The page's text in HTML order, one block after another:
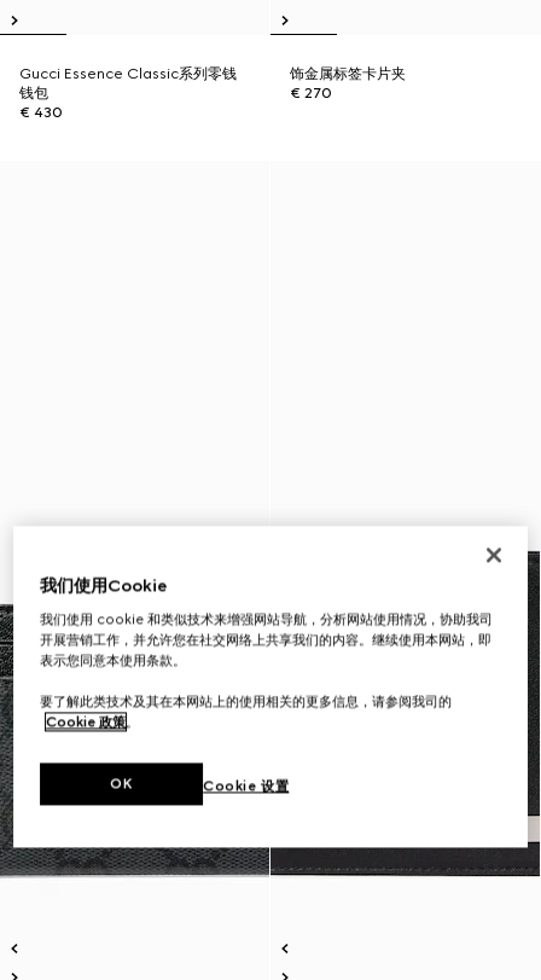
Gucci Essence Classic系列零钱
钱包
€ 430
饰金属标签卡片夹
€ 270
我们使用Cookie
我们使用 cookie 和类似技术来增强网站导航，分析网站使用情况，协助我司
开展营销工作，并允许您在社交网络上共享我们的内容。继续使用本网站，即
表示您同意本使用条款。
要了解此类技术及其在本网站上的使用相关的更多信息，请参阅我司的
Cookie 政策。
Cookie 设置
OK